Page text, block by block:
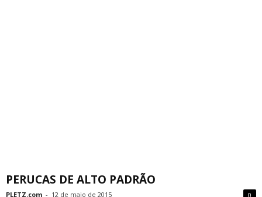
PERUCAS DE ALTO PADRÃO
PLETZ.com - 12 de maio de 2015 0